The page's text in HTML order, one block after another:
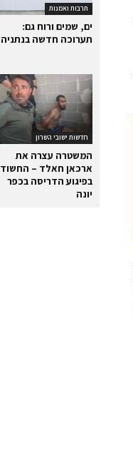
תרבות ואמנות
ים, שמים ורוח גם:
תערוכה חדשה בנתניה
חדשות ישובי השרון
המשטרה עצרה את
ארכאן חאלד – החשוד
בפיגוע הדריסה בכפר
יונה